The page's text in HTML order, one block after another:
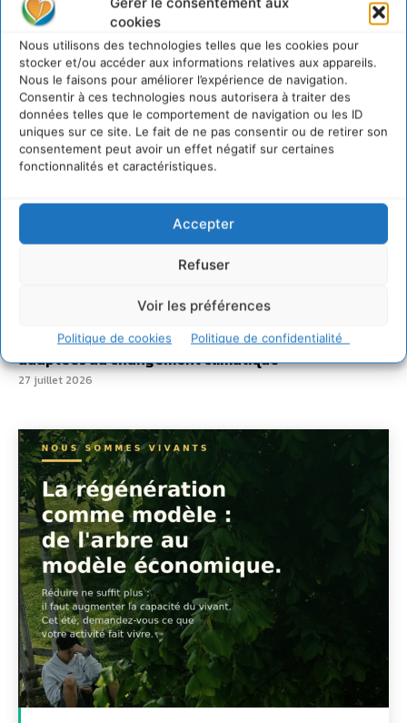
cookies
Nous utilisons des technologies telles que les cookies pour
stocker et/ou accéder aux informations relatives aux appareils.
Nous le faisons pour améliorer l’expérience de navigation.
Consentir à ces technologies nous autorisera à traiter des
données telles que le comportement de navigation ou les ID
uniques sur ce site. Le fait de ne pas consentir ou de retirer son
consentement peut avoir un effet négatif sur certaines
fonctionnalités et caractéristiques.
Accepter
Refuser
Voir les préférences
Politique de cookies Politique de confidentialité
Sur Cdurable
Comment le sol français a perdu sa mémoire
hydrique et déréglé tout le territoire (2020-2026)
2 août 2026
Développer notre attention aux espèces vivantes
non humaines avec les communs de Zoepolis
Un kit citoyen pour lever les freins au
développement des forêts comestibles dans nos
villes
L’éco-anxiété informe et l’éco-lucidité transforme
7 indicateurs pour des villes résilientes et durables,
adaptées au changement climatique
27 juillet 2026